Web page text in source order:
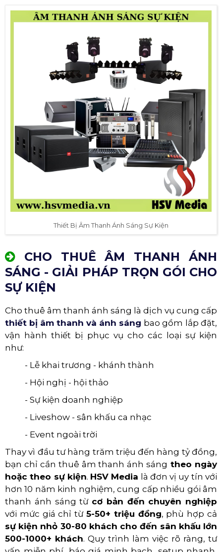
Thiết Bị Âm Thanh Ánh Sáng Sự Kiện
CHO THUÊ ÂM THANH ÁNH
SÁNG - GIẢI PHÁP TRỌN GÓI CHO
SỰ KIỆN
Cho thuê âm thanh ánh sáng là dịch vụ cung cấp
thiết bị âm thanh và ánh sáng bao gồm lắp đặt,
vận hành thiết bị phục vụ cho các loại sự kiện
như:
- Lễ khai trương - khánh thành
- Hội nghị - hội thảo
- Sự kiện doanh nghiệp
- Liveshow - sân khấu ca nhạc
- Event ngoài trời
Thay vì đầu tư hàng trăm triệu đến hàng tỷ đồng,
bạn chỉ cần thuê âm thanh ánh sáng theo ngày
hoặc theo sự kiện. HSV Media là đơn vị uy tín với
hơn 10 năm kinh nghiệm,cung cấp nhiều gói âm
thanh ánh sáng từ cơ bản đến chuyên nghiệp
với mức giá chỉ từ 5-50+ triệu đồng, phù hợp cả
sự kiện nhỏ 30-80 khách cho đến sân khấu lớn
500-1000+ khách. Quy trình làm việc rõ ràng, tư